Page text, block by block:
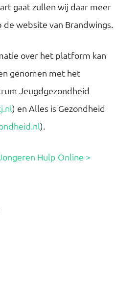
gaat zullen wij daar meer
website van Brandwings.
over het platform kan
genomen met het
Jeugdgezondheid
) en Alles is Gezondheid
).
Hulp Online >